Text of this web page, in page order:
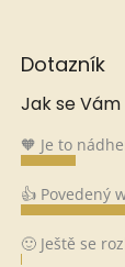
Dotazník
Jak se
🧡 Je to
👍 Povedený
🙂 Ještě se